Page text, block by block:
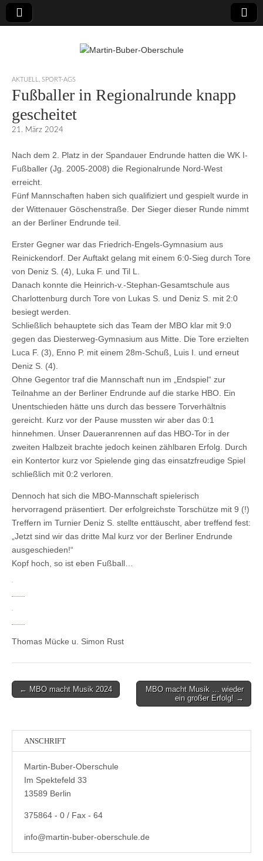
Martin-Buber-
Oberschule
AKTUELL SPORT-AGS
Fußballer in Regionalrunde knapp
gescheitet
21. März 2024
Nach dem 2. Platz in der Spandauer Endrunde hatten die WK I-
Fußballer (Jg. 2005-2008) die Regionalrunde Nord-West
erreicht.
Fünf Mannschaften haben sich qualifiziert und gespielt wurde in
der Wittenauer Göschenstraße. Der Sieger dieser Runde nimmt
an der Berliner Endrunde teil.
Erster Gegner war das Friedrich-Engels-Gymnasium aus
Reinickendorf. Der Auftakt gelang mit einem 6:0-Sieg durch Tore
von Deniz S. (4), Luka F. und Til L.
Danach konnte die Heinrich-v.-Stephan-Gesamtschule aus
Charlottenburg durch Tore von Lukas S. und Deniz S. mit 2:0
besiegt werden.
Schließlich behauptete sich das Team der MBO klar mit 9:0
gegen das Diesterweg-Gymnasium aus Mitte. Die Tore erzielten
Luca F. (3), Enno P. mit einem 28m-Schuß, Luis I. und erneut
Deniz S. (4).
Ohne Gegentor traf die Mannschaft nun im „Endspiel“ zur
Teilnahme an der Berliner Endrunde auf die starke HBO. Ein
Unentschieden hätte uns durch das bessere Torverhältnis
gereicht. Kurz vor der Pause mussten wir aber das 0:1
hinnehmen. Unser Daueranrennen auf das HBO-Tor in der
zweiten Halbzeit brachte jedoch keinen zählbaren Erfolg. Durch
ein Kontertor kurz vor Spielende ging das einsatzfreudige Spiel
schließlich mit 0:2 verloren.
Dennoch hat sich die MBO-Mannschaft spielerisch
hervorragend präsentiert. Der erfolgreichste Torschütze mit 9 (!)
Treffern im Turnier Deniz S. stellte enttäuscht, aber treffend fest:
„Jetzt sind wir das dritte Mal kurz vor der Berliner Endrunde
ausgeschieden!“
Kopf hoch, so ist eben Fußball…
Thomas Mücke u. Simon Rust
Post← MBO macht Musik 2024
MBO macht Musik … wieder
ein großer Erfolg! →
ANSCHRIFT
Martin-Buber-Oberschule
Im Spektefeld 33
13589 Berlin
375864 - 0 / Fax - 64
info@martin-buber-oberschule.de